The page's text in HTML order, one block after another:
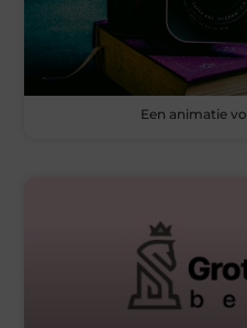
Een animatie